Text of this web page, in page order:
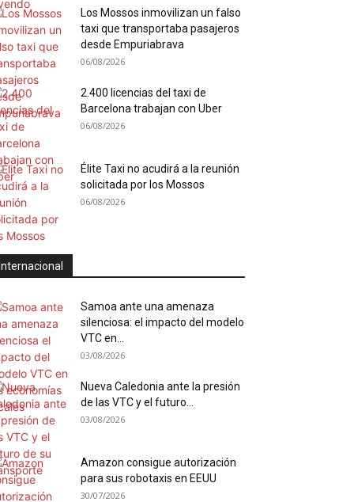
Los Mossos inmovilizan un falso
taxi que transportaba pasajeros
desde Empuriabrava
06/08/2026
2.400 licencias del taxi de
Barcelona trabajan con Uber
06/08/2026
Élite Taxi no acudirá a la reunión
solicitada por los Mossos
06/08/2026
Samoa ante una amenaza
silenciosa: el impacto del modelo
VTC en...
03/08/2026
Nueva Caledonia ante la presión
de las VTC y el futuro...
03/08/2026
Amazon consigue autorización
para sus robotaxis en EEUU
30/07/2026